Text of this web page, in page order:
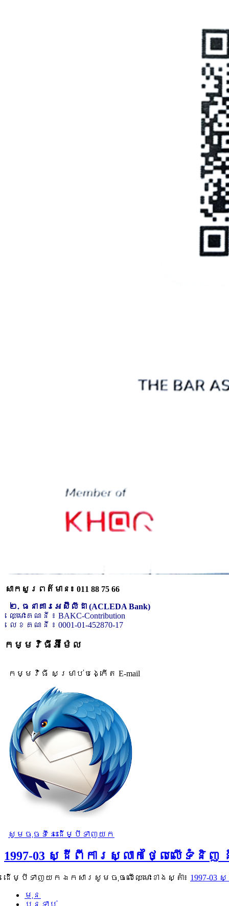
សាកសួរពត៌មាន៖ 011 88 75 66
២. ធនាគារអេស៊ីលីដា (ACLEDA Bank)
ឈ្មោះគណនី ៖ BAKC-Contribution
លេខគណនី ៖ 0001-01-452870-17
កម្មវិធីអ៊ីម៉ែល
កម្មវិធី សម្រាប់បង្កើត E-mail
សូមចុចទីនេះដើម្បីទាញយក
1997-03 ស្ដីពីការស្លាកថ្លៃលើទំ
ដើម្បីទាញយកឯកសារសូមចុចលើឈ្មោះខាងស្តាំ៖ 1997-
មុន